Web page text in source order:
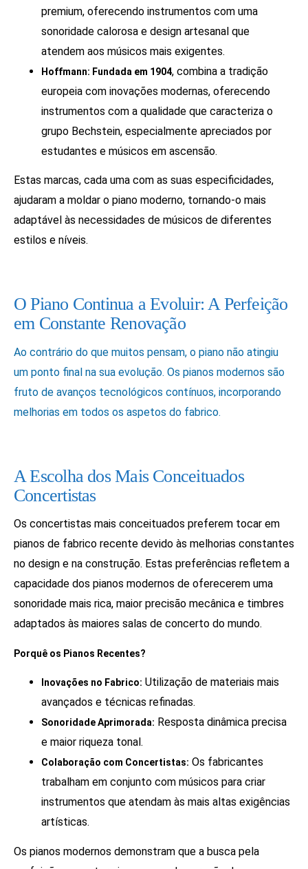
premium, oferecendo instrumentos com uma
sonoridade calorosa e design artesanal que
atendem aos músicos mais exigentes.
Hoffmann: Fundada em 1904, combina a tradição
europeia com inovações modernas, oferecendo
instrumentos com a qualidade que caracteriza o
grupo Bechstein, especialmente apreciados por
estudantes e músicos em ascensão.
Estas marcas, cada uma com as suas especificidades,
ajudaram a moldar o piano moderno, tornando-o mais
adaptável às necessidades de músicos de diferentes
estilos e níveis.
O Piano Continua a Evoluir: A Perfeição
em Constante Renovação
Ao contrário do que muitos pensam, o piano não atingiu
um ponto final na sua evolução. Os pianos modernos são
fruto de avanços tecnológicos contínuos, incorporando
melhorias em todos os aspetos do fabrico.
A Escolha dos Mais Conceituados
Concertistas
Os concertistas mais conceituados preferem tocar em
pianos de fabrico recente devido às melhorias constantes
no design e na construção. Estas preferências refletem a
capacidade dos pianos modernos de oferecerem uma
sonoridade mais rica, maior precisão mecânica e timbres
adaptados às maiores salas de concerto do mundo.
Porquê os Pianos Recentes?
Inovações no Fabrico: Utilização de materiais mais
avançados e técnicas refinadas.
Sonoridade Aprimorada: Resposta dinâmica precisa
e maior riqueza tonal.
Colaboração com Concertistas: Os fabricantes
trabalham em conjunto com músicos para criar
instrumentos que atendam às mais altas exigências
artísticas.
Os pianos modernos demonstram que a busca pela